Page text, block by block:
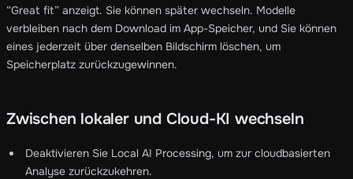
“Great fit” anzeigt. Sie können später wechseln. Modelle
verbleiben nach dem Download im App-Speicher, und Sie können
eines jederzeit über denselben Bildschirm löschen, um
Speicherplatz zurückzugewinnen.
Zwischen lokaler und Cloud-KI wechseln
Deaktivieren Sie Local AI Processing, um zur cloudbasierten
Analyse zurückzukehren.